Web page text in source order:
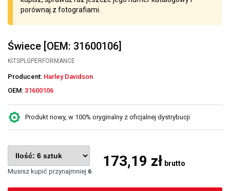
porównaj z fotografiami.
Świece [OEM: 31600106]
KITSPLGPERFORMANCE
Producent: Harley Davidson
OEM: 31600106
Produkt nowy, w 100% oryginalny z oficjalnej dystrybucji
Musisz kupić przynajmniej 6
173,19 zł brutto